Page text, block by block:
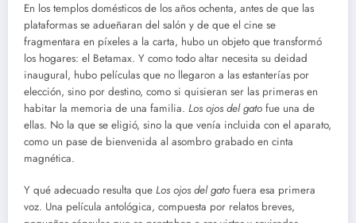
En los templos domésticos de los años ochenta, antes de que las
plataformas se adueñaran del salón y de que el cine se
fragmentara en píxeles a la carta, hubo un objeto que transformó
los hogares: el Betamax. Y como todo altar necesita su deidad
inaugural, hubo películas que no llegaron a las estanterías por
elección, sino por destino, como si quisieran ser las primeras en
habitar la memoria de una familia. Los ojos del gato fue una de
ellas. No la que se eligió, sino la que venía incluida con el aparato,
como un pase de bienvenida al asombro grabado en cinta
magnética.
Y qué adecuado resulta que Los ojos del gato fuera esa primera
voz. Una película antológica, compuesta por relatos breves,